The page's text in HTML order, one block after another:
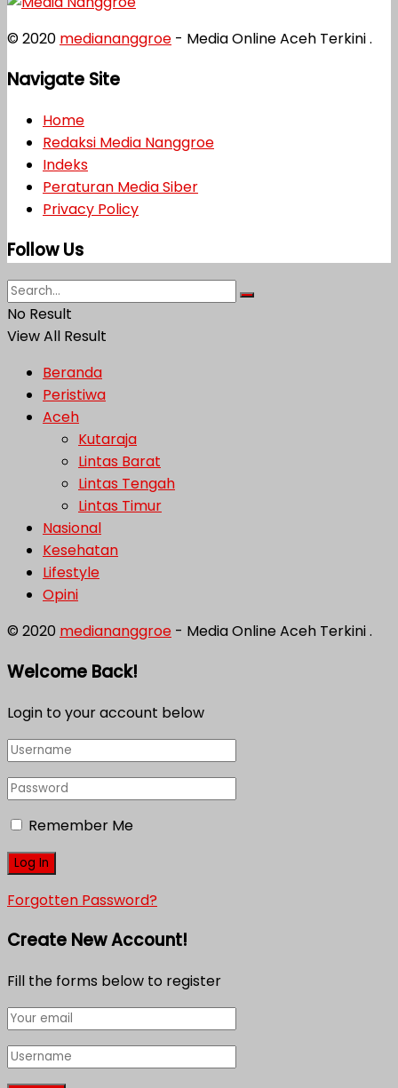
© 2020 mediananggroe - Media Online Aceh Terkini .
Navigate Site
Home
Redaksi Media Nanggroe
Indeks
Peraturan Media Siber
Privacy Policy
Follow Us
No Result
View All Result
Beranda
Peristiwa
Aceh
Kutaraja
Lintas Barat
Lintas Tengah
Lintas Timur
Nasional
Kesehatan
Lifestyle
Opini
© 2020 mediananggroe - Media Online Aceh Terkini .
Welcome Back!
Login to your account below
Remember Me
Forgotten Password?
Create New Account!
Fill the forms below to register